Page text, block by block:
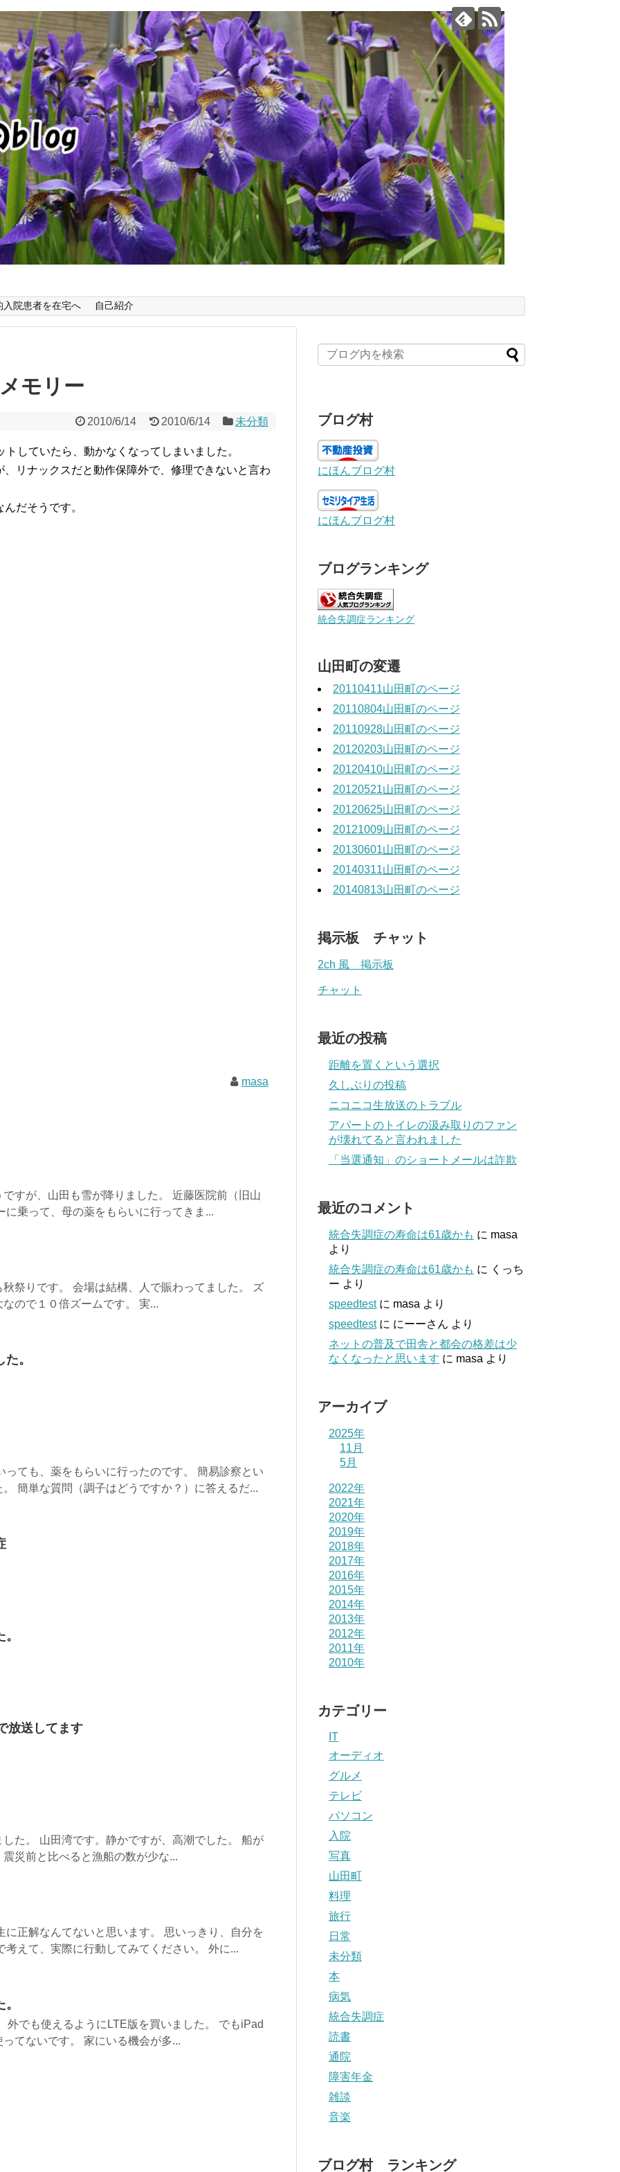
入院患者を在宅へ 自己紹介
モリー
2010/6/14 2010/6/14 未分類
していたら、動かなくなってしまいました。
リナックスだと動作保障外で、修理できないと言わ
だそうです。
masa
すが、山田も雪が降りました。 近藤医院前（旧山
に乗って、母の薬をもらいに行ってきま...
祭りです。 会場は結構、人で賑わってました。 ズ
ので１０倍ズームです。 実...
。
っても、薬をもらいに行ったのです。 簡易診察とい
簡単な質問（調子はどうですか？）に答えるだ...
放送してます
た。 山田湾です。静かですが、高潮でした。 船が
災前と比べると漁船の数が少な...
に正解なんてないと思います。 思いっきり、自分を
考えて、実際に行動してみてください。 外に...
外でも使えるようにLTE版を買いました。 でもiPad
てないです。 家にいる機会が多...
ブログ村
にほんブログ村
にほんブログ村
ブログランキング
統合失調症ランキング
山田町の変遷
20110411山田町のページ
20110804山田町のページ
20110928山田町のページ
20120203山田町のページ
20120410山田町のページ
20120521山田町のページ
20120625山田町のページ
20121009山田町のページ
20130601山田町のページ
20140311山田町のページ
20140813山田町のページ
掲示板 チャット
2ch 風 掲示板
チャット
最近の投稿
距離を置くという選択
久しぶりの投稿
ニコニコ生放送のトラブル
アパートのトイレの汲み取りのファン
が壊れてると言われました
「当選通知」のショートメールは詐欺
最近のコメント
統合失調症の寿命は61歳かも に masa
より
統合失調症の寿命は61歳かも に くっち
ー より
speedtestに masa より
speedtestに にーーさん より
ネットの普及で田舎と都会の格差は少
なくなったと思います に masa より
アーカイブ
2025年
11月
5月
2022年
2021年
2020年
2019年
2018年
2017年
2016年
2015年
2014年
2013年
2012年
2011年
2010年
カテゴリー
IT
オーディオ
グルメ
テレビ
パソコン
入院
写真
山田町
料理
旅行
日常
未分類
本
病気
統合失調症
読書
通院
障害年金
雑談
音楽
ブログ村 ランキング